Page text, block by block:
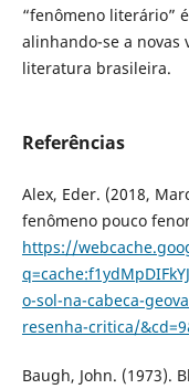
“fenômeno literário”
alinhando-se a novas
literatura brasileira.
Referências
Alex, Eder. (2018,
fenômeno pouco
https://
o-sol-na-cabeca-
resenha-critica/
Baugh, John. (1973).